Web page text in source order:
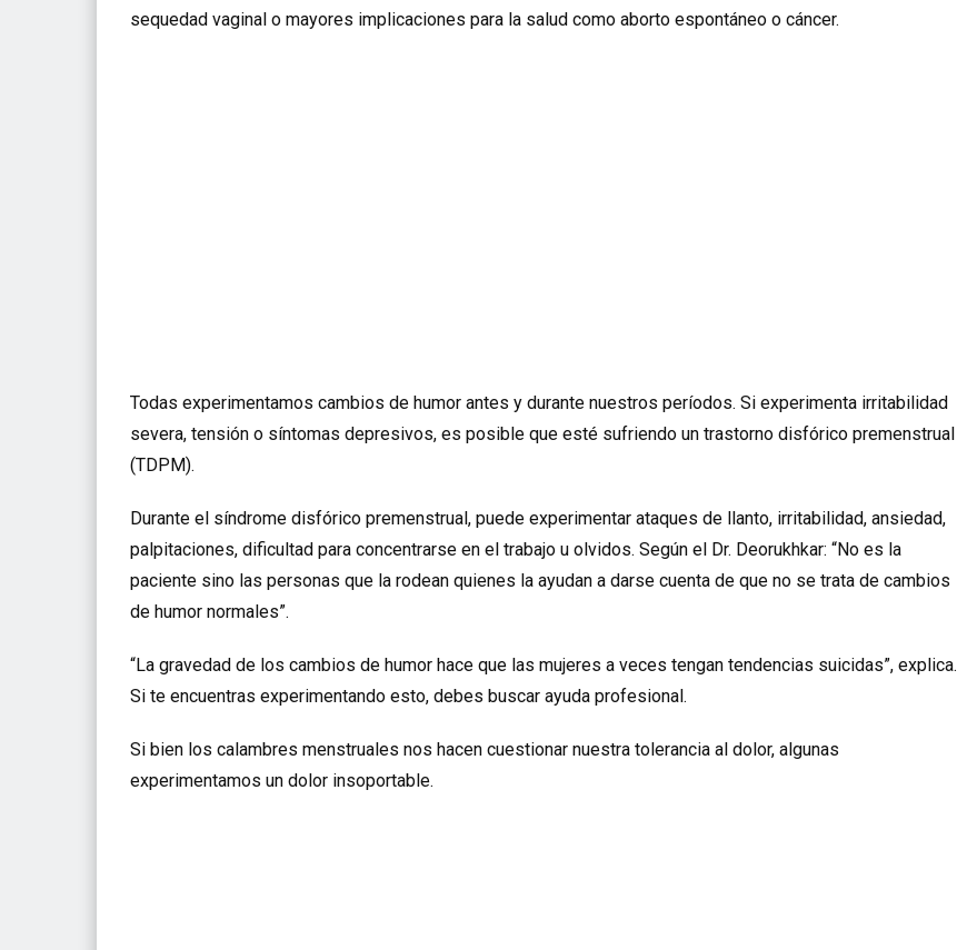
sequedad vaginal o mayores implicaciones para la salud como aborto espontáneo o cáncer.
Todas experimentamos cambios de humor antes y durante nuestros períodos. Si experimenta irritabilidad
severa, tensión o síntomas depresivos, es posible que esté sufriendo un trastorno disfórico premenstrual
(TDPM).
Durante el síndrome disfórico premenstrual, puede experimentar ataques de llanto, irritabilidad, ansiedad,
palpitaciones, dificultad para concentrarse en el trabajo u olvidos. Según el Dr. Deorukhkar: “No es la
paciente sino las personas que la rodean quienes la ayudan a darse cuenta de que no se trata de cambios
de humor normales”.
“La gravedad de los cambios de humor hace que las mujeres a veces tengan tendencias suicidas”, explica.
Si te encuentras experimentando esto, debes buscar ayuda profesional.
Si bien los calambres menstruales nos hacen cuestionar nuestra tolerancia al dolor, algunas
experimentamos un dolor insoportable.